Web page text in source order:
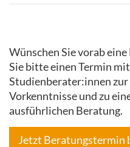
Wünschen Sie vorab
Sie bitte einen Termin
Studienberater:innen
Vorkenntnisse und zu
ausführlichen Beratung.
Jetzt Beratungstermin